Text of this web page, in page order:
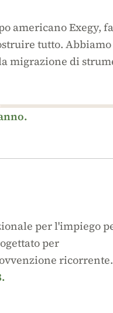
americano Exegy,
tutto. Abbiamo
migrazione di
per l'impiego
per
ricorrente.